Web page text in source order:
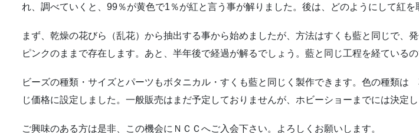
れ、調べていくと、99％が黄色で1％が紅と言う事が解りました。後は、どのようにして紅を
まず、乾燥の花びら（乱花）から抽出する事から始めましたが、方法はすくも藍と同じで
ピンクのままで存在します。あと、半年後で経過が解るでしょう。藍と同じ工程を経ている
ビーズの種類・サイズとパーツもボタニカル・すくも藍と同じく製作できます。色の種類
じ価格に設定しました。一般販売はまだ予定しておりませんが、ホビーショーまでには決定
ご興味のある方は是非、この機会にＮＣＣへご入会下さい。よろしくお願いします。